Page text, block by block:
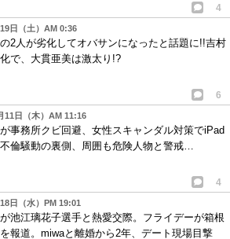
4
日（土）AM 0:36
2人が劣化してオバサンになったと話題に!!吉村
で、大貫亜美は激太り!?
6
11日（木）AM 11:16
事務所クビ回避、女性スキャンダル対策でiPad
倫騒動の裏側、周囲も危険人物と警戒…
4
日（水）PM 19:01
池江璃花子選手と熱愛交際。フライデーが箱根
報道。miwaと離婚から2年、デート現場目撃